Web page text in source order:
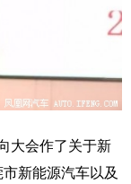
大会作了关于新
新能源汽车以及